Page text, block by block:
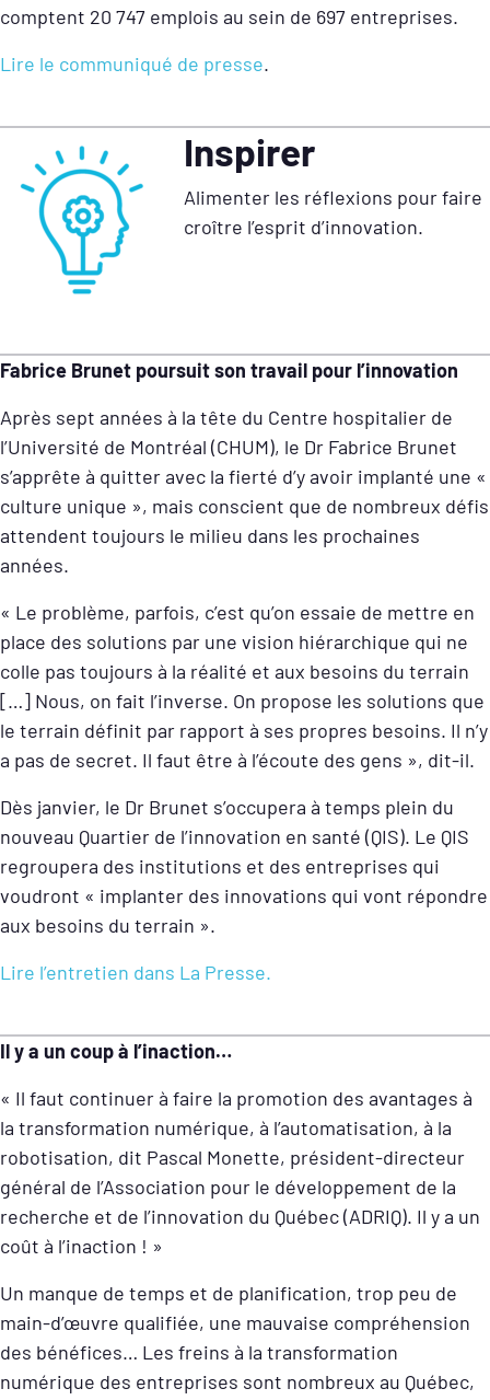
comptent 20 747 emplois au sein de 697 entreprises.
Lire le communiqué de presse.
Inspirer
Alimenter les réflexions pour faire
croître l’esprit d’innovation.
Fabrice Brunet poursuit son travail pour l’innovation
Après sept années à la tête du Centre hospitalier de
l’Université de Montréal (CHUM), le Dr Fabrice Brunet
s’apprête à quitter avec la fierté d’y avoir implanté une «
culture unique », mais conscient que de nombreux défis
attendent toujours le milieu dans les prochaines
années.
« Le problème, parfois, c’est qu’on essaie de mettre en
place des solutions par une vision hiérarchique qui ne
colle pas toujours à la réalité et aux besoins du terrain
[…] Nous, on fait l’inverse. On propose les solutions que
le terrain définit par rapport à ses propres besoins. Il n’y
a pas de secret. Il faut être à l’écoute des gens », dit-il.
Dès janvier, le Dr Brunet s’occupera à temps plein du
nouveau Quartier de l’innovation en santé (QIS). Le QIS
regroupera des institutions et des entreprises qui
voudront « implanter des innovations qui vont répondre
aux besoins du terrain ».
Lire l’entretien dans La Presse.
Il y a un coup à l’inaction…
« Il faut continuer à faire la promotion des avantages à
la transformation numérique, à l’automatisation, à la
robotisation, dit Pascal Monette, président-directeur
général de l’Association pour le développement de la
recherche et de l’innovation du Québec (ADRIQ). Il y a un
coût à l’inaction ! »
Un manque de temps et de planification, trop peu de
main-d’œuvre qualifiée, une mauvaise compréhension
des bénéfices… Les freins à la transformation
numérique des entreprises sont nombreux au Québec,